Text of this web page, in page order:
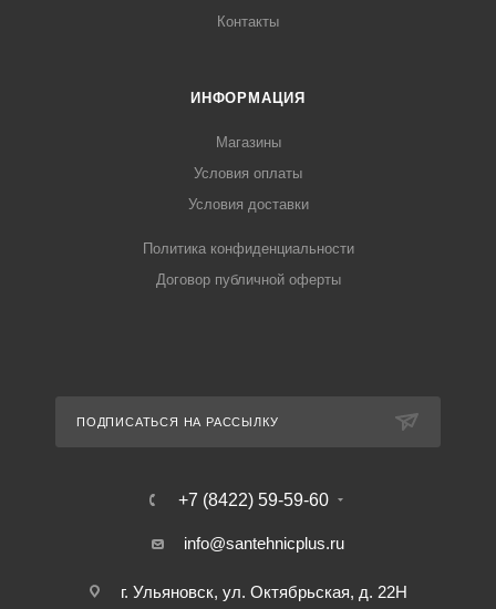
Контакты
ИНФОРМАЦИЯ
Магазины
Условия оплаты
Условия доставки
Политика конфиденциальности
Договор публичной оферты
ПОДПИСАТЬСЯ НА РАССЫЛКУ
+7 (8422) 59-59-60
info@santehnicplus.ru
г. Ульяновск, ул. Октябрьская, д. 22Н